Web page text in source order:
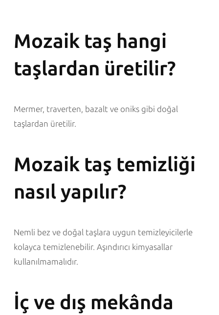
Mozaik taş hangi
taşlardan üretilir?
Mermer, traverten, bazalt ve oniks gibi doğal
taşlardan üretilir.
Mozaik taş temizliği
nasıl yapılır?
Nemli bez ve doğal taşlara uygun temizleyicilerle
kolayca temizlenebilir. Aşındırıcı kimyasallar
kullanılmamalıdır.
İç ve dış mekânda